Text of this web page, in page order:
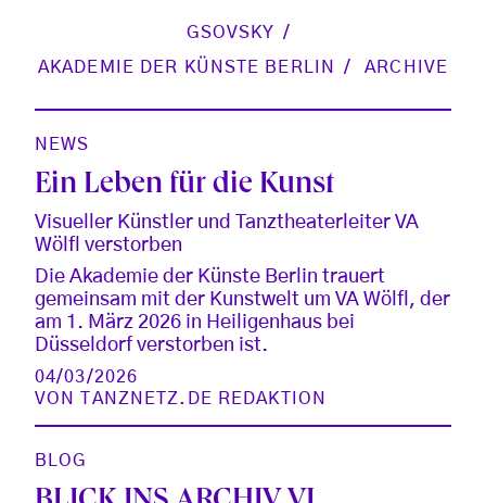
GSOVSKY
AKADEMIE DER KÜNSTE BERLIN
ARCHIVE
NEWS
Ein Leben für die Kunst
Visueller Künstler und Tanztheaterleiter VA
Wölfl verstorben
Die Akademie der Künste Berlin trauert
gemeinsam mit der Kunstwelt um VA Wölfl, der
am 1. März 2026 in Heiligenhaus bei
Düsseldorf verstorben ist.
04/03/2026
VON
TANZNETZ.DE REDAKTION
BLOG